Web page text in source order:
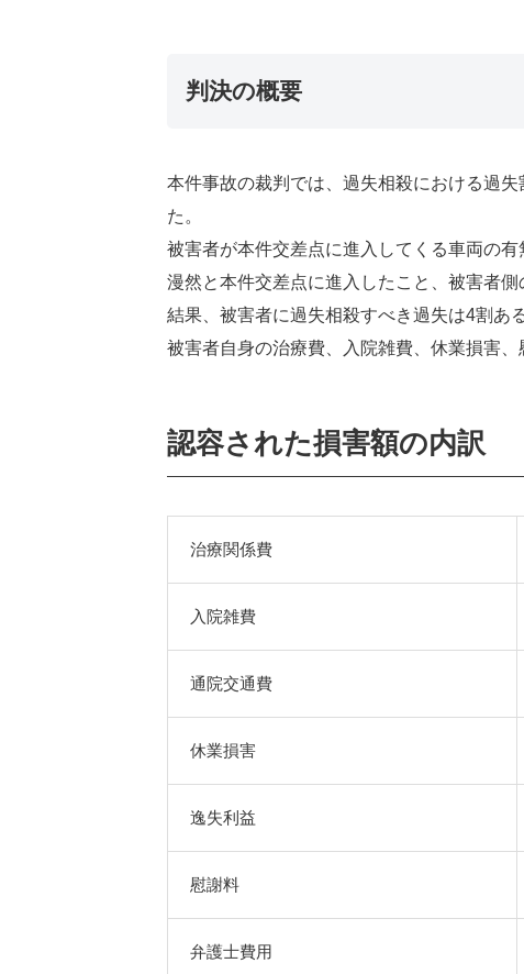
判決の概要
本件事故の裁判では、過失相殺における過
た。
被害者が本件交差点に進入してくる車両の
漫然と本件交差点に進入したこと、被害者
結果、被害者に過失相殺すべき過失は4割あ
被害者自身の治療費、入院雑費、休業損害
認容された損害額の内訳
治療関係費
入院雑費
通院交通費
休業損害
逸失利益
慰謝料
弁護士費用